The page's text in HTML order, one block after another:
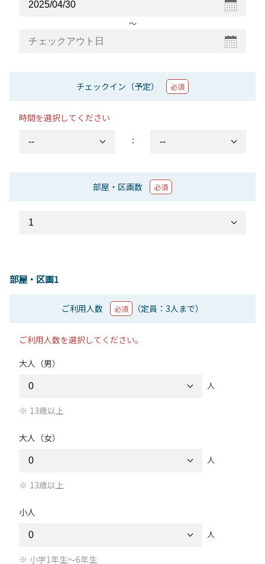
〜
チェックイン（予定） 必須
時間を選択してください
：
部屋・区画数 必須
部屋・区画1
ご利用人数 必須 （定員：3人まで）
ご利用人数を選択してください。
大人（男）
人
13歳以上
大人（女）
人
13歳以上
小人
人
小学1年生～6年生